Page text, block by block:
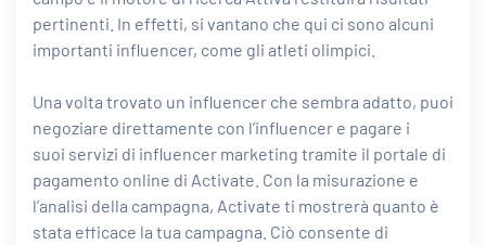
pertinenti. In effetti, si vantano che qui ci sono alcuni
importanti influencer, come gli atleti olimpici.
Una volta trovato un influencer che sembra adatto, puoi
negoziare direttamente con l’influencer e pagare i
suoi servizi di influencer marketing tramite il portale di
pagamento online di Activate. Con la misurazione e
l’analisi della campagna, Activate ti mostrerà quanto è
stata efficace la tua campagna. Ciò consente di